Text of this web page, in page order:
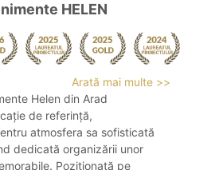
HELEN
Arată mai multe >>
Helen din Arad
de referință,
atmosfera sa sofisticată
dedicată organizării unor
Poziționată pe